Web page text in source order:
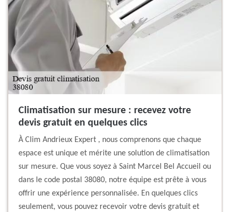
Climatisation sur mesure : recevez votre
devis gratuit en quelques clics
À Clim Andrieux Expert , nous comprenons que chaque
espace est unique et mérite une solution de climatisation
sur mesure. Que vous soyez à Saint Marcel Bel Accueil ou
dans le code postal 38080, notre équipe est prête à vous
offrir une expérience personnalisée. En quelques clics
seulement, vous pouvez recevoir votre devis gratuit et